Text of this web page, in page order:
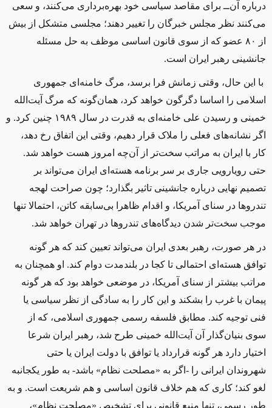
درباره آن‌ــ‌ برای مقاصد سیاسی خود بهره‌برداری می‌کنند، و سعی
می‌کنند نظر مجلس خبرگان را تغییر دهند؛ مجلسی متشکل از بیش
از ۸۰ عضو که از سوی قانون اساسی موظف به حل مسئله
جانشینی رهبر ایران است.
با این حال، وقتی زمانش فرا برسد، مرگ خامنه‌ای جمهوری
اسلامی را اساسا دگرگون خواهد کرد، همان‌گونه که مرگ آیت‌الله
خمینی و رسیدن علی خامنه‌ای به قدرت در سال ۱۹۸۹ چنین کرد. و
اگر نشانه‌های فعلی را ملاک قرار دهیم، وقتی این اتفاق رخ دهد،
کار با ایران به مراتب سخت‌تر از آن‌چه امروز هست خواهد شد.
حتی رویارویی جاری بر سر برنامه هسته‌ای ایران می‌تواند بر
تصمیم نهایی درباره جانشینی تاثیر بگذارد؛ چون صراحت لهجه
تندروها در سنای آمریکا، و اقدام ظاهرا بی‌سابقه کاتن، احتمالا تنها
موجب سخت‌تر شدن دیدگاه‌های تندروها در تهران خواهد شد.
در هر صورت، رهبر بعدی ایران می‌تواند تعیین کند که هر گونه
توافق هسته‌ای احتمالی تا کجا در بلندمدت دوام کند. او همچنان به
مراتب بیشتر از سنای آمریکا، در موضعی خواهد بود که هر گونه
پیمان با غرب را بشکند و این کار را به سادگی از نظر سیاسی یا
فنی توجیه کند. مطابق فلسفه رسمی جمهوری اسلامی، که از
سوی بنیان‌گذار آن آیت‌الله خمینی طرح شد، رهبر ایران شرعا
اختیار دارد هر گونه قرارداد یا توافق با دولت ایران یا حتی
شهروندان ایرانی را -اگر به «مصلحت نظام» باشد- به ‌طور یکجانبه
لغو کند؛ کاری که هم خلاف قانون اساسی و هم شریعت است. و به‌
طور رسمی، تنها منبع قانونی برای تشخیص «مصلحت نظام»،